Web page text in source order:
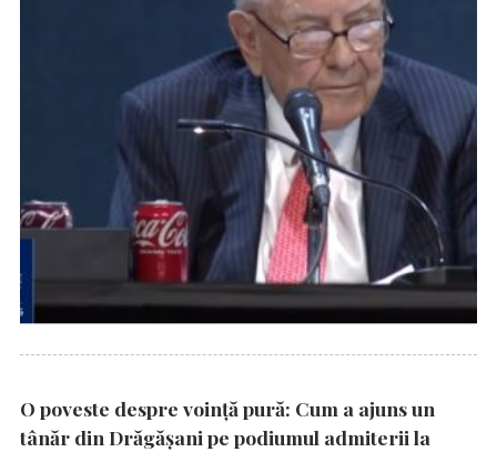
O poveste despre voință pură: Cum a ajuns un
tânăr din Drăgășani pe podiumul admiterii la